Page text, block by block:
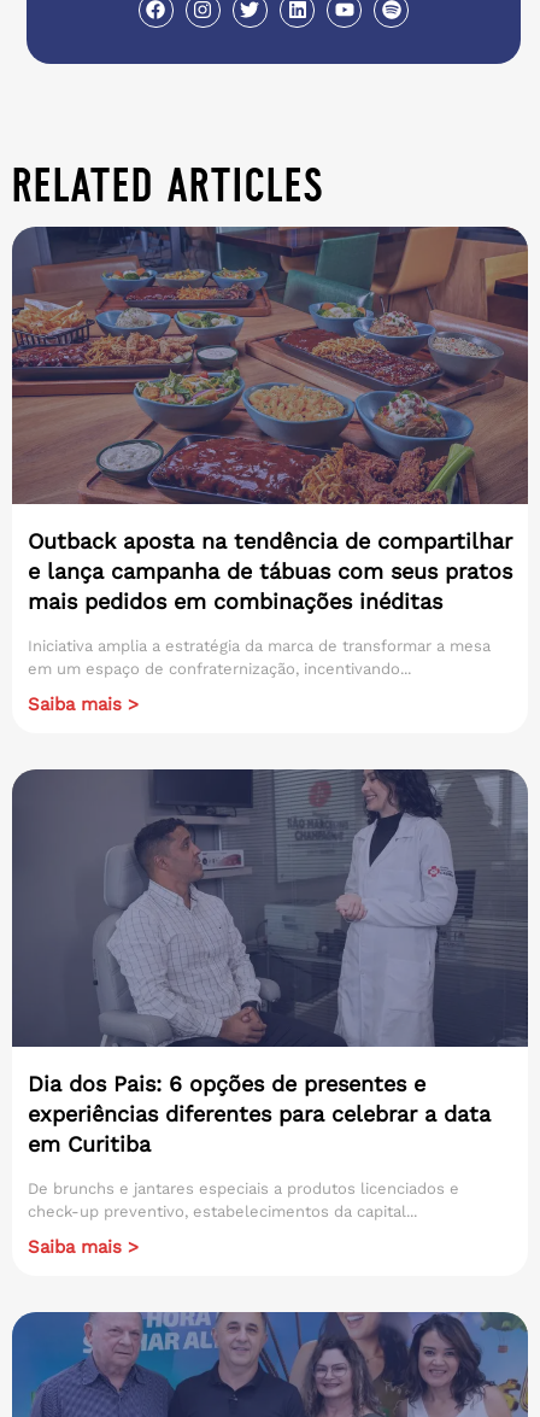
related articles
Outback aposta na tendência de compartilhar
e lança campanha de tábuas com seus pratos
mais pedidos em combinações inéditas
Iniciativa amplia a estratégia da marca de transformar a mesa
em um espaço de confraternização, incentivando...
Saiba mais >
Dia dos Pais: 6 opções de presentes e
experiências diferentes para celebrar a data
em Curitiba
De brunchs e jantares especiais a produtos licenciados e
check-up preventivo, estabelecimentos da capital...
Saiba mais >